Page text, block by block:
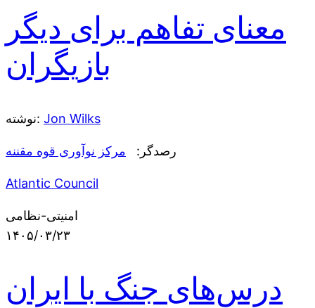
معنای تفاهم برای دیگر
بازیگران
نوشته: Jon Wilks
رصدگر: مرکز نوآوری قوه مقننه
Atlantic Council
امنیتی-نظامی
۱۴۰۵/۰۳/۲۳
درس‌های جنگ با ایران